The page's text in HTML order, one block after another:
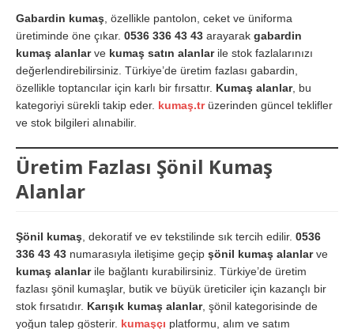
Gabardin kumaş, özellikle pantolon, ceket ve üniforma
üretiminde öne çıkar. 0536 336 43 43 arayarak gabardin
kumaş alanlarve kumaş satın alanlarile stok fazlalarınızı
değerlendirebilirsiniz. Türkiye’de üretim fazlası gabardin,
özellikle toptancılar için karlı bir fırsattır. Kumaş alanlar, bu
kategoriyi sürekli takip eder. kumaş.trüzerinden güncel teklifler
ve stok bilgileri alınabilir.
Üretim Fazlası Şönil Kumaş
Alanlar
Şönil kumaş, dekoratif ve ev tekstilinde sık tercih edilir. 0536
336 43 43 numarasıyla iletişime geçip şönil kumaş alanlarve
kumaş alanlarile bağlantı kurabilirsiniz. Türkiye’de üretim
fazlası şönil kumaşlar, butik ve büyük üreticiler için kazançlı bir
stok fırsatıdır. Karışık kumaş alanlar, şönil kategorisinde de
yoğun talep gösterir. kumaşçı platformu, alım ve satım